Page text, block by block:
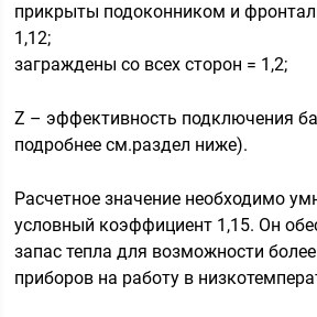
прикрыты подоконником и
1,12;
заграждены со всех сторон = 1,2;
Z – эффективность подключения
подробнее см.раздел ниже).
Расчетное значение необходимо
условный коэффициент 1,15. Он
запас тепла для возможности
приборов на работу в